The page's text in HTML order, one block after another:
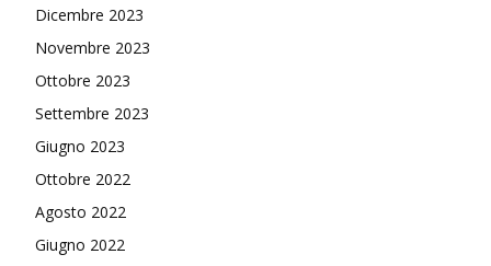
Dicembre 2023
Novembre 2023
Ottobre 2023
Settembre 2023
Giugno 2023
Ottobre 2022
Agosto 2022
Giugno 2022